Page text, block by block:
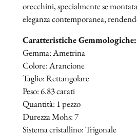
orecchini, specialmente se
eleganza contemporanea,
Caratteristiche Gemmologiche:
Gemma: Ametrina
Colore: Arancione
Taglio: Rettangolare
Peso: 6.83 carati
Quantità: 1 pezzo
Durezza Mohs: 7
Sistema cristallino: Trigonale